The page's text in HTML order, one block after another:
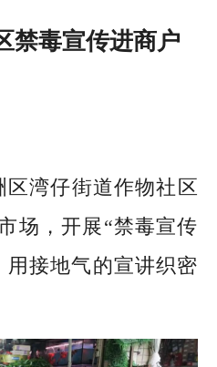
禁毒宣传进商户
区湾仔街道作物社区
场，开展“禁毒宣传
接地气的宣讲织密